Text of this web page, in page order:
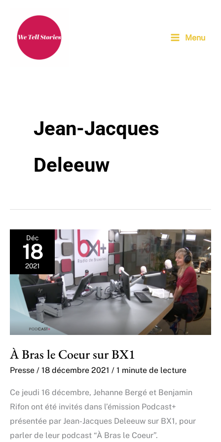
contenu
Menu
Jean-Jacques
Deleeuw
Déc
18
2021
À Bras le Coeur sur BX1
Presse / 18 décembre 2021 / 1 minute de lecture
Ce jeudi 16 décembre, Jehanne Bergé et Benjamin
Rifon ont été invités dans l’émission Podcast+
présentée par Jean-Jacques Deleeuw sur BX1, pour
parler de leur podcast “À Bras le Coeur”.